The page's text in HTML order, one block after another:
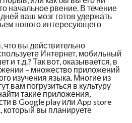
начальное рвение. В течение
ваш мозг готов удержать
нового интересующего
вы действительно
Интернет, мобильный
и т.д.? Так вот, оказывается, в
– множество приложений
изучения языка. Многие из
вам погрузиться в культуру
такие приложения,
в Google play или App store
который вы планируете